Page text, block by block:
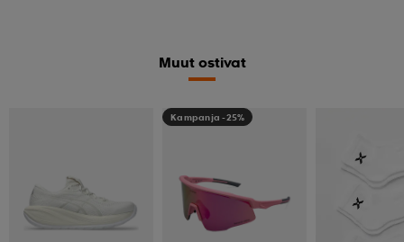
Muut ostivat
Kampanja -25%